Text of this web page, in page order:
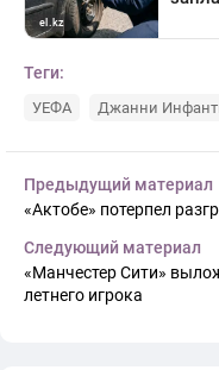
Теги:
УЕФА Джанни
Предыдущий материал
«Актобе» потерпел
Следующий материал
«Манчестер Сити»
летнего игрока